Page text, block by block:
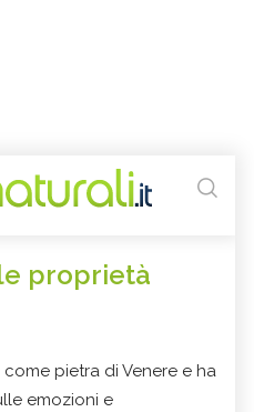
proprietà
pietra di Venere e ha
emozioni e